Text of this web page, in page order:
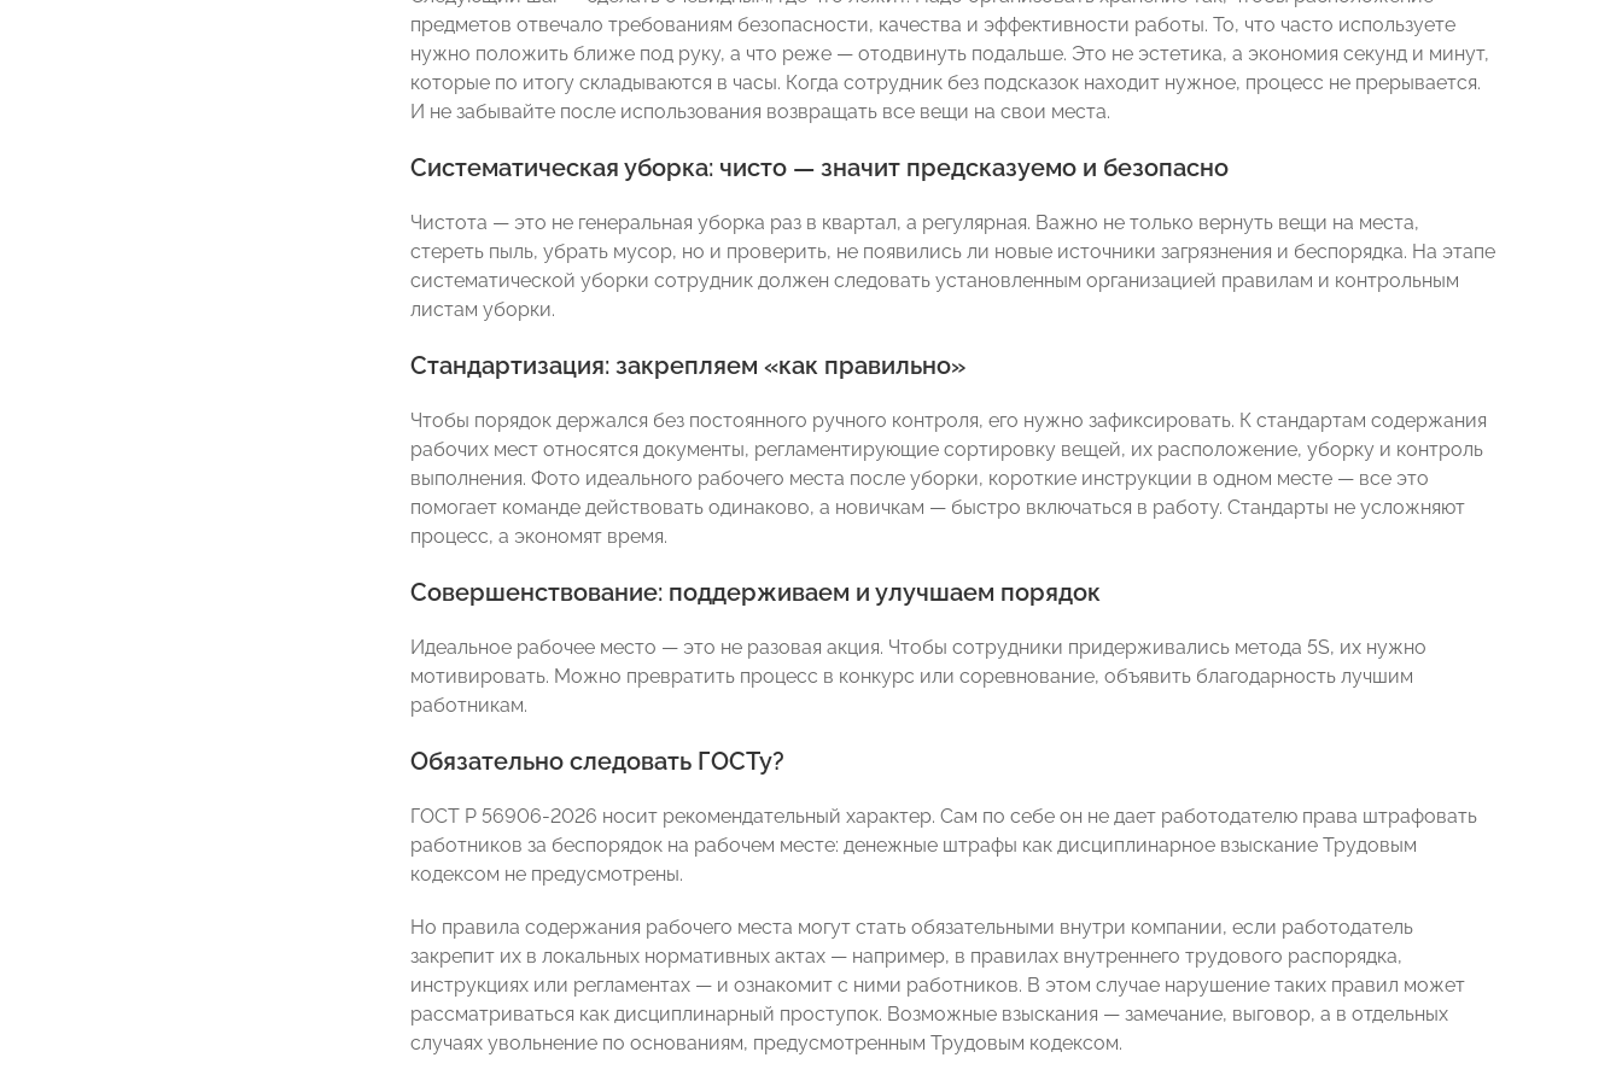
предметов отвечало требованиям безопасности, качества и эффективности работы. То, что часто используете
нужно положить ближе под руку, а что реже — отодвинуть подальше. Это не эстетика, а экономия секунд и минут,
которые по итогу складываются в часы. Когда сотрудник без подсказок находит нужное, процесс не прерывается.
И не забывайте после использования возвращать все вещи на свои места.
Систематическая уборка: чисто — значит предсказуемо и безопасно
Чистота — это не генеральная уборка раз в квартал, а регулярная. Важно не только вернуть вещи на места,
стереть пыль, убрать мусор, но и проверить, не появились ли новые источники загрязнения и беспорядка. На этапе
систематической уборки сотрудник должен следовать установленным организацией правилам и контрольным
листам уборки.
Стандартизация: закрепляем «как правильно»
Чтобы порядок держался без постоянного ручного контроля, его нужно зафиксировать. К стандартам содержания
рабочих мест относятся документы, регламентирующие сортировку вещей, их расположение, уборку и контроль
выполнения. Фото идеального рабочего места после уборки, короткие инструкции в одном месте — все это
помогает команде действовать одинаково, а новичкам — быстро включаться в работу. Стандарты не усложняют
процесс, а экономят время.
Совершенствование: поддерживаем и улучшаем порядок
Идеальное рабочее место — это не разовая акция. Чтобы сотрудники придерживались метода 5S, их нужно
мотивировать. Можно превратить процесс в конкурс или соревнование, объявить благодарность лучшим
работникам.
Обязательно следовать ГОСТу?
ГОСТ Р 56906-2026 носит рекомендательный характер. Сам по себе он не дает работодателю права штрафовать
работников за беспорядок на рабочем месте: денежные штрафы как дисциплинарное взыскание Трудовым
кодексом не предусмотрены.
Но правила содержания рабочего места могут стать обязательными внутри компании, если работодатель
закрепит их в локальных нормативных актах — например, в правилах внутреннего трудового распорядка,
инструкциях или регламентах — и ознакомит с ними работников. В этом случае нарушение таких правил может
рассматриваться как дисциплинарный проступок. Возможные взыскания — замечание, выговор, а в отдельных
случаях увольнение по основаниям, предусмотренным Трудовым кодексом.